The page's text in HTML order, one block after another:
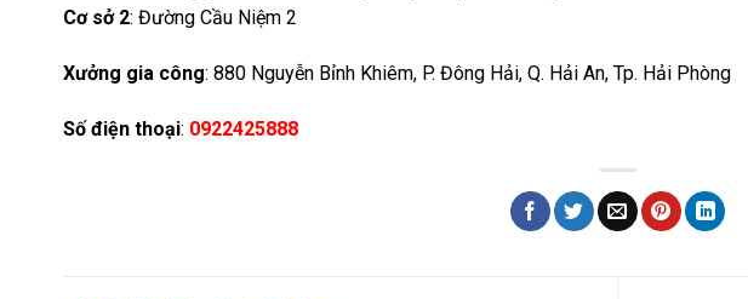
Cơ sở 2: Đường Cầu Niệm 2
Xưởng gia công: 880 Nguyễn Bỉnh Khiêm, P. Đông Hải, Q. Hải An, Tp. Hải Phòng
Số điện thoại: 0922425888